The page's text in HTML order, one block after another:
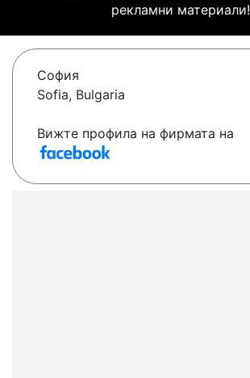
рекламни материали!
София
Sofia, Bulgaria
Вижте профила на фирмата на